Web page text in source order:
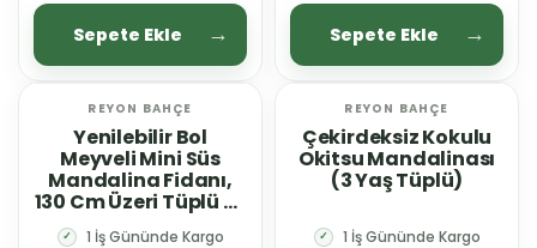
Sepete Ekle Sepete Ekle
REYON BAHÇE
Yenilebilir Bol
Meyveli Mini Süs
Mandalina Fidanı,
130 Cm Üzeri Tüplü ve
✓ 1 İş Gününde Kargo
REYON BAHÇE
Çekirdeksiz Kokulu
Okitsu Mandalinası
(3 Yaş Tüplü)
✓ 1 İş Gününde Kargo